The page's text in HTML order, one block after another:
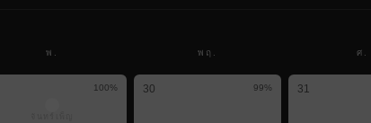
พ. พฤ. ศ.
100% 30 99% 31